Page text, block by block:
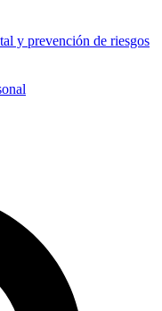
y prevención de riesgos